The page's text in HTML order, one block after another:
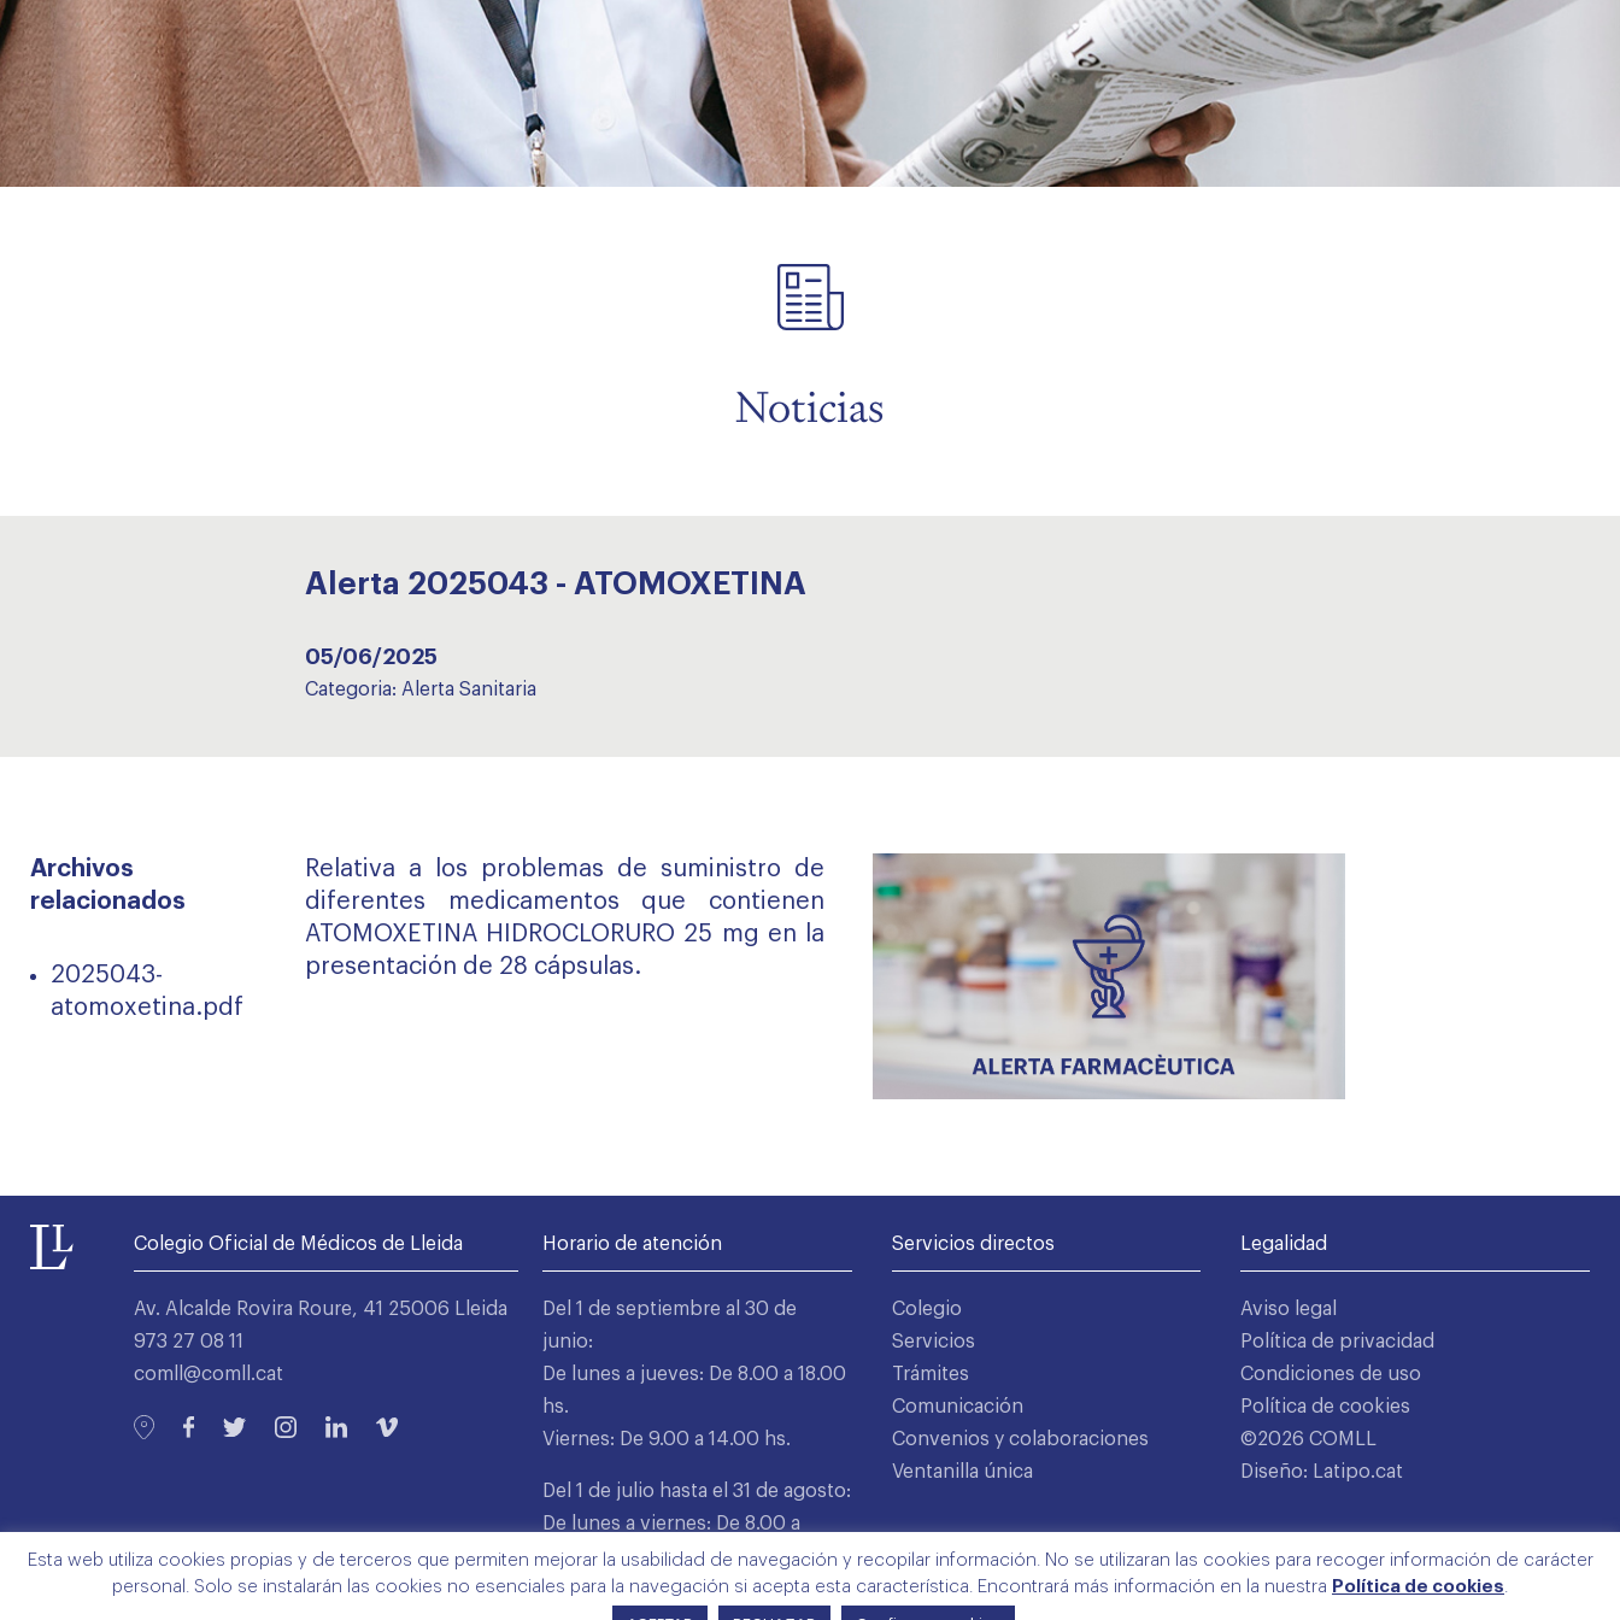
Noticias
Alerta 2025043 - ATOMOXETINA
05/06/2025
Categoria: Alerta Sanitaria
Archivos
relacionados
2025043-
atomoxetina.pdf
Relativa a los problemas de suministro de
diferentes medicamentos que contienen
ATOMOXETINA HIDROCLORURO 25 mg en la
presentación de 28 cápsulas.
Colegio Oficial de Médicos de Lleida
Av. Alcalde Rovira Roure, 41 25006 Lleida
973 27 08 11
comll@comll.cat
Horario de atención
Del 1 de septiembre al 30 de
junio:
De lunes a jueves: De 8.00 a 18.00
hs.
Viernes: De 9.00 a 14.00 hs.
Del 1 de julio hasta el 31 de agosto:
De lunes a viernes: De 8.00 a
15.00 hs.
Servicios directos
Colegio
Servicios
Trámites
Comunicación
Convenios y colaboraciones
Ventanilla única
Legalidad
Aviso legal
Política de privacidad
Condiciones de uso
Política de cookies
©2026 COMLL
Diseño: Latipo.cat
Esta web utiliza cookies propias y de terceros que permiten mejorar la usabilidad de navegación y recopilar información. No se utilizaran las cookies para recoger información de carácter
personal. Solo se instalarán las cookies no esenciales para la navegación si acepta esta característica. Encontrará más información en la nuestra Política de cookies.